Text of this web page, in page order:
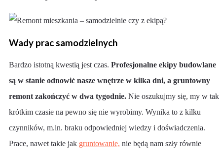
Wady prac samodzielnych
Bardzo istotną kwestią jest czas. Profesjonalne ekipy budowlane
są w stanie odnowić nasze wnętrze w kilka dni, a gruntowny
remont zakończyć w dwa tygodnie. Nie oszukujmy się, my w tak
krótkim czasie na pewno się nie wyrobimy. Wynika to z kilku
czynników, m.in. braku odpowiedniej wiedzy i doświadczenia.
Prace, nawet takie jak gruntowanie, nie będą nam szły równie